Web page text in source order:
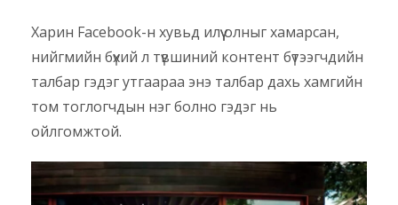
Харин Facebook-н хувьд илүү олныг хамарсан,
нийгмийн бүхий л түвшиний контент бүтээгчдийн
талбар гэдэг утгаараа энэ талбар дахь хамгийн
том тоглогчдын нэг болно гэдэг нь
ойлгомжтой.